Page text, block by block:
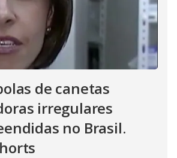
de canetas
irregulares
no Brasil.